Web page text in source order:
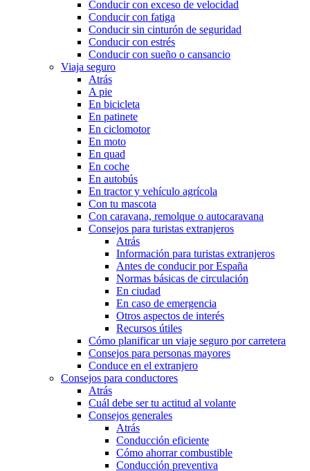
Conducir con exceso de velocidad
Conducir con fatiga
Conducir sin cinturón de seguridad
Conducir con estrés
Conducir con sueño o cansancio
Viaja seguro
Atrás
A pie
En bicicleta
En patinete
En ciclomotor
En moto
En quad
En coche
En autobús
En tractor y vehículo agrícola
Con tu mascota
Con caravana, remolque o autocaravana
Consejos para turistas extranjeros
Atrás
Información para turistas extranjeros
Antes de conducir por España
Normas básicas de circulación
En ciudad
En caso de emergencia
Otros aspectos de interés
Recursos útiles
Cómo planificar un viaje seguro por carretera
Consejos para personas mayores
Conduce en el extranjero
Consejos para conductores
Atrás
Cuál debe ser tu actitud al volante
Consejos generales
Atrás
Conducción eficiente
Cómo ahorrar combustible
Conducción preventiva